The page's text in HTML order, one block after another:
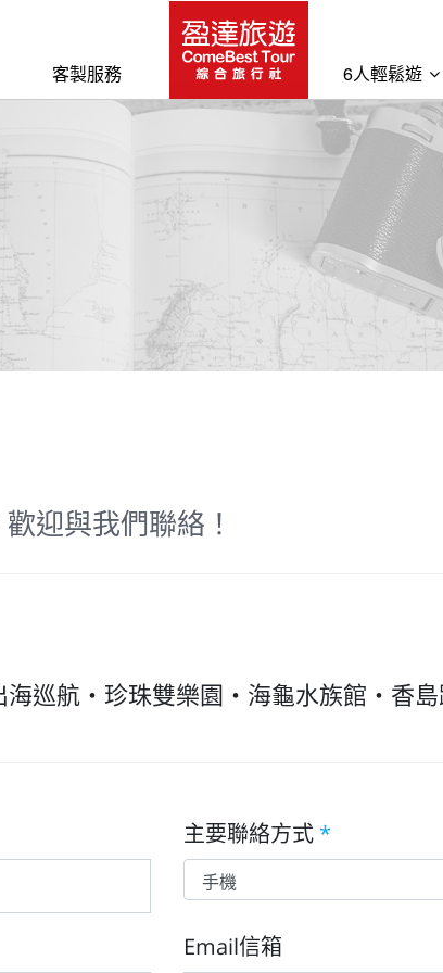
客製服務 6人輕鬆遊
迎與我們聯絡！
巡航・珍珠雙樂園・海龜水族館・香
主要聯絡方式 *
Email信箱